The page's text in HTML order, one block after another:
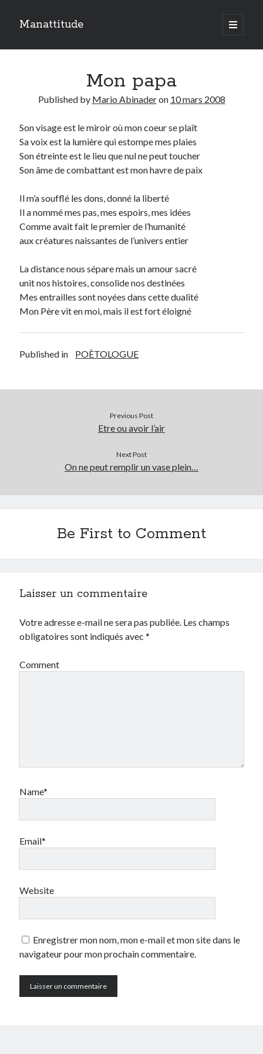
Manattitude
open
primary
Sidebar
Le réveil de l’ange…
TOUTES LES PUBLICATIONS
TOUTES
Search
Archives
Mon papa
Published by Mario Abinaderon 10 mars 2008
Son visage est le miroir où mon coeur seplaît
Sa voix est la lumière qui estompe mes plaies
Sonétreinteest le lieu que nul ne peuttoucher
Sonâme de combattantest mon havre de paix
Il m’a soufflé les dons, donné la liberté
Il a nommé mes pas, mes espoirs, mes idées
Comme avait fait le premier de l’humanité
aux créatures naissantes de l’univers entier
La distance nous sépare mais un amour sacré
unit nos histoires, consolide nosdestinées
Mes entrailles sont noyées dans cette dualité
Mon Père vit en moi, mais il est fort éloigné
Published in POÈTOLOGUE
Previous Post
Etre ou avoir l’air
Next Post
On ne peut remplir un vase plein…
Be First to Comment
Laisser un commentaire
Votre adresse e-mail ne sera pas publiée. Les champs
obligatoires sont indiqués avec*
Comment
Name*
Email*
Website
Enregistrer mon nom, mon e-mail et mon site dans le
navigateur pour mon prochain commentaire.